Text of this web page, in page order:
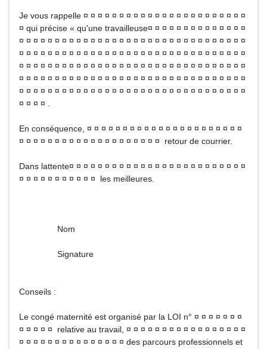
Je vous rappelle ¤ ¤ ¤ ¤ ¤ ¤ ¤ ¤ ¤ ¤ ¤ ¤ ¤ ¤ ¤ ¤ ¤ ¤ ¤ ¤ ¤ ¤ ¤
¤ qui précise « qu'une travailleuse¤ ¤ ¤ ¤ ¤ ¤ ¤ ¤ ¤ ¤ ¤ ¤ ¤ ¤
¤ ¤ ¤ ¤ ¤ ¤ ¤ ¤ ¤ ¤ ¤ ¤ ¤ ¤ ¤ ¤ ¤ ¤ ¤ ¤ ¤ ¤ ¤ ¤ ¤ ¤ ¤ ¤ ¤ ¤ ¤ ¤
¤ ¤ ¤ ¤ ¤ ¤ ¤ ¤ ¤ ¤ ¤ ¤ ¤ ¤ ¤ ¤ ¤ ¤ ¤ ¤ ¤ ¤ ¤ ¤ ¤ ¤ ¤ ¤ ¤ ¤ ¤ ¤
¤ ¤ ¤ ¤ ¤ ¤ ¤ ¤ ¤ ¤ ¤ ¤ ¤ ¤ ¤ ¤ ¤ ¤ ¤ ¤ ¤ ¤ ¤ ¤ ¤ ¤ ¤ ¤ ¤ ¤ ¤ ¤
¤ ¤ ¤ ¤ ¤ ¤ ¤ ¤ ¤ ¤ ¤ ¤ ¤ ¤ ¤ ¤ ¤ ¤ ¤ ¤ ¤ ¤ ¤ ¤ ¤ ¤ ¤ ¤ ¤ ¤ ¤ ¤
¤ ¤ ¤ ¤ ¤ ¤ ¤ ¤ ¤ ¤ ¤ ¤ ¤ ¤ ¤ ¤ ¤ ¤ ¤ ¤ ¤ ¤ ¤ ¤ ¤ ¤ ¤ ¤ ¤ ¤ ¤ ¤
¤ ¤ ¤ ¤ .
En conséquence, ¤ ¤ ¤ ¤ ¤ ¤ ¤ ¤ ¤ ¤ ¤ ¤ ¤ ¤ ¤ ¤ ¤ ¤ ¤ ¤ ¤ ¤
¤ ¤ ¤ ¤ ¤ ¤ ¤ ¤ ¤ ¤ ¤ ¤ ¤ ¤ ¤ ¤ ¤ ¤ ¤ ¤ retour de courrier.
Dans lattente¤ ¤ ¤ ¤ ¤ ¤ ¤ ¤ ¤ ¤ ¤ ¤ ¤ ¤ ¤ ¤ ¤ ¤ ¤ ¤ ¤ ¤ ¤ ¤ ¤
¤ ¤ ¤ ¤ ¤ ¤ ¤ ¤ ¤ ¤ ¤ les meilleures.
Nom
Signature
Conseils :
Le congé maternité est organisé par la LOI n° ¤ ¤ ¤ ¤ ¤ ¤ ¤
¤ ¤ ¤ ¤ ¤ relative au travail, ¤ ¤ ¤ ¤ ¤ ¤ ¤ ¤ ¤ ¤ ¤ ¤ ¤ ¤ ¤ ¤ ¤
¤ ¤ ¤ ¤ ¤ ¤ ¤ ¤ ¤ ¤ ¤ ¤ ¤ ¤ ¤ des parcours professionnels et